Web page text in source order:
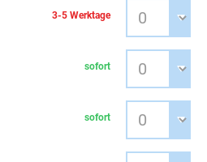
3-5 Werktage
sofort
sofort